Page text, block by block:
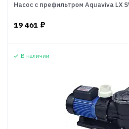
Насос с префильтром Aquaviva LX
19 461 ₽
В наличии